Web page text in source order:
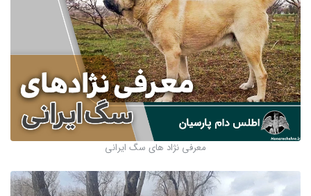
معرفی نژاد‌ های سگ ایرانی